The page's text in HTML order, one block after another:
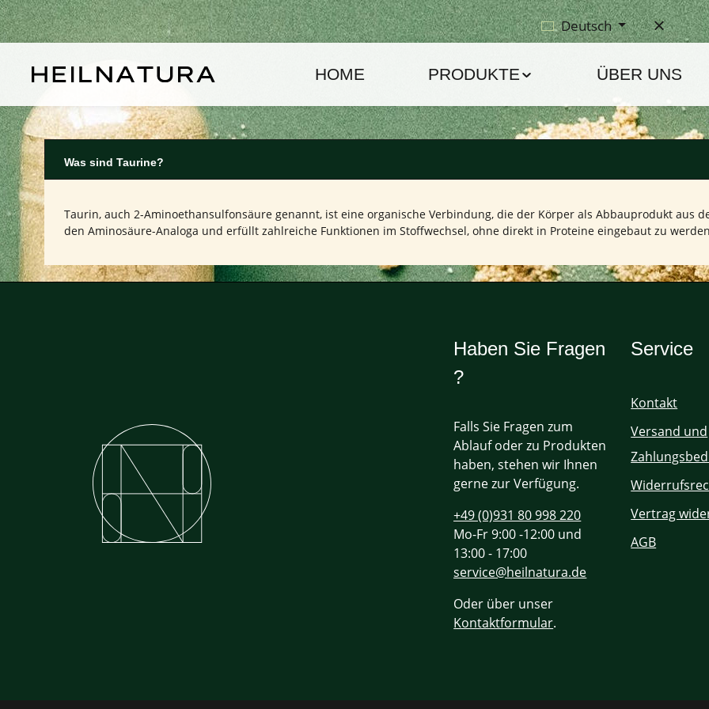
Hauptinhalt springen
Zur Hauptnavigation springen Deutsch
HOME PRODUKTE ÜBER UNS
Was sind Taurine?
Taurin, auch 2-Aminoethansulfonsäure genannt, ist eine organische Verbindung, die der Körper als Abbauprodukt aus
den Aminosäure-Analoga und erfüllt zahlreiche Funktionen im Stoffwechsel, ohne direkt in Proteine eingebaut zu
Haben Sie Fragen
?
Falls Sie Fragen zum
Ablauf oder zu Produkten
haben, stehen wir Ihnen
gerne zur Verfügung.
+49 (0)931 80 998 220
Mo-Fr 9:00 -12:00 und
13:00 - 17:00
service@heilnatura.de
Oder über unser
Kontaktformular.
Service
Kontakt
Versand und
Vertrag
AGB